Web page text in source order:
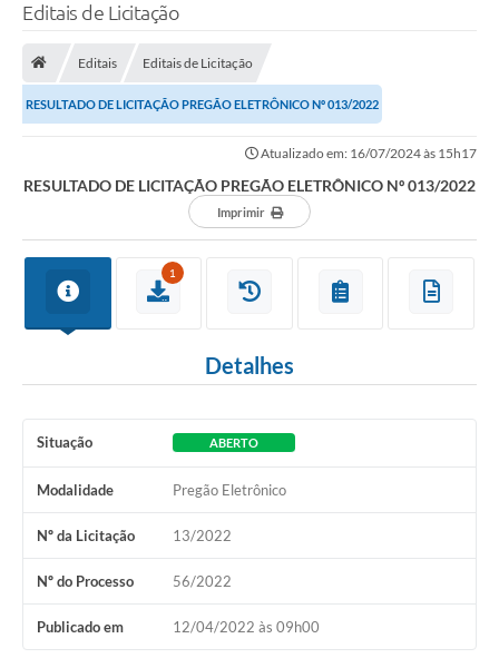
Editais de Licitação
Editais Editais de Licitação
RESULTADO DE LICITAÇÃO PREGÃO ELETRÔNICO Nº 013/2022
Atualizado em: 16/07/2024 às 15h17
RESULTADO DE LICITAÇÃO PREGÃO ELETRÔNICO Nº 013/2022
Imprimir
1
Detalhes
Situação ABERTO
Modalidade Pregão Eletrônico
Nº da Licitação 13/2022
Nº do Processo 56/2022
Publicado em 12/04/2022 às 09h00